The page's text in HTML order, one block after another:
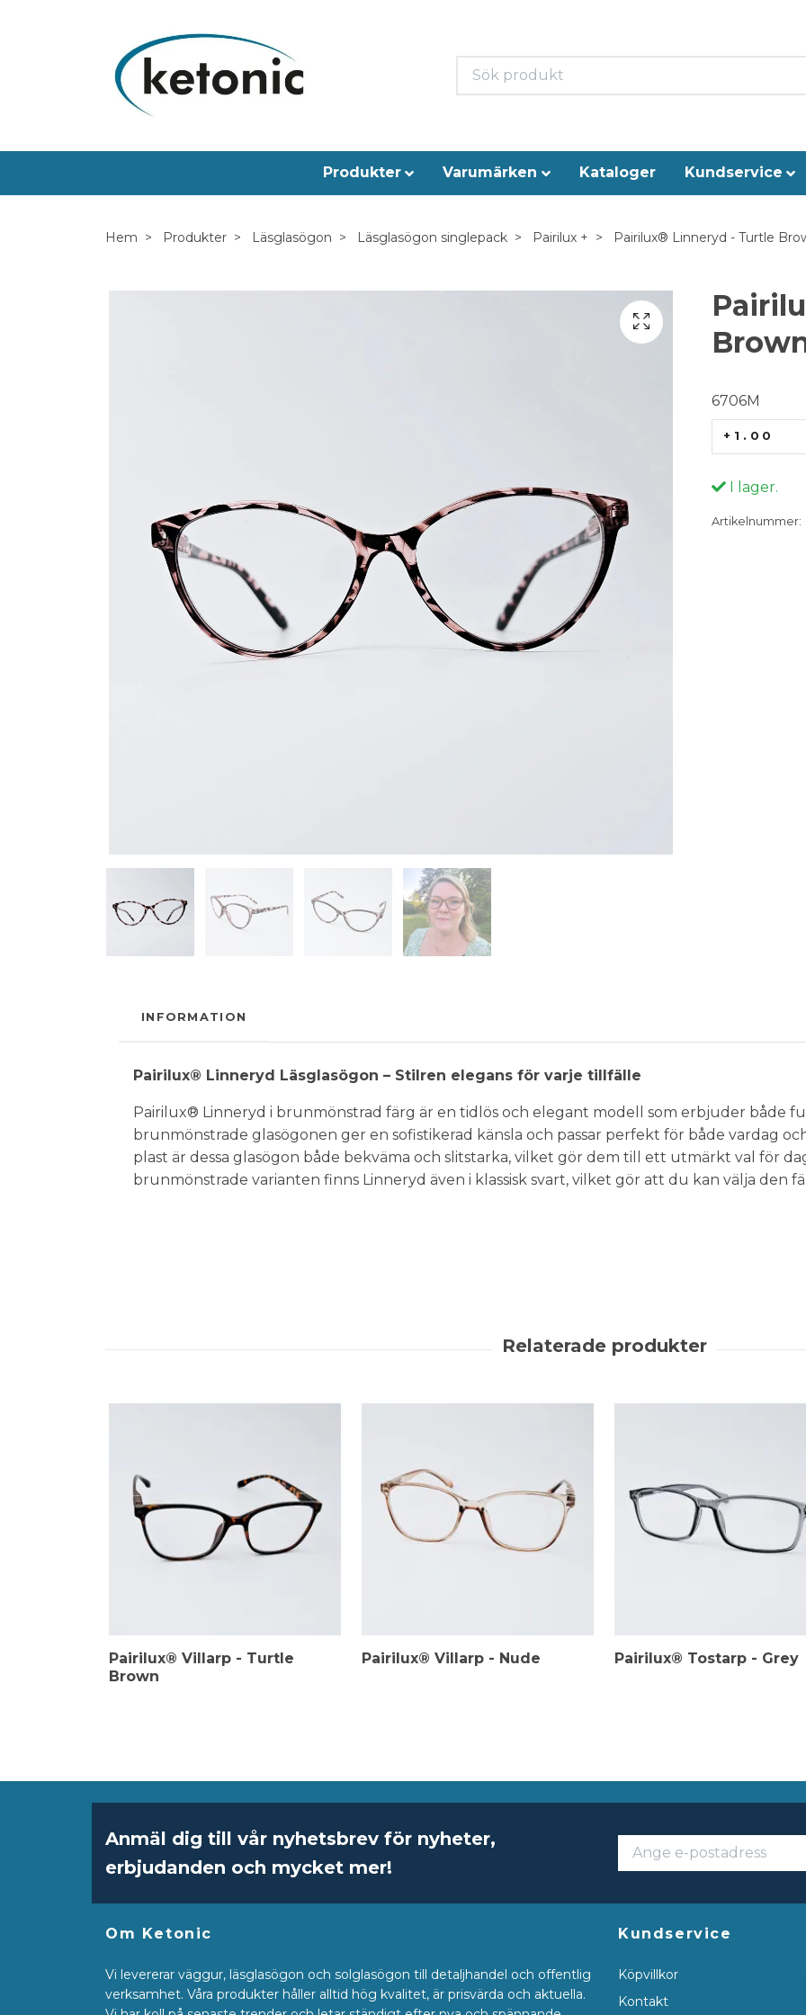
Produkter Varumärken Kataloger Kundservice
Hem Produkter Läsglasögon Läsglasögon singlepack Pairilux + Pairilux® Linneryd - Turtle
6706M
+1.00
I lager.
Artikelnummer:
INFORMATION
Pairilux® Linneryd Läsglasögon – Stilren elegans för varje tillfälle
Pairilux® Linneryd i brunmönstrad färg är en tidlös och elegant modell som erbjuder både
brunmönstrade glasögonen ger en sofistikerad känsla och passar perfekt för både vardag
plast är dessa glasögon både bekväma och slitstarka, vilket gör dem till ett utmärkt val för
brunmönstrade varianten finns Linneryd även i klassisk svart, vilket gör att du kan välja den
Pairilux® Villarp - Turtle
Brown
Pairilux® Villarp - Nude Pairilux® Tostarp - Grey
Anmäl dig till vår nyhetsbrev för nyheter,
erbjudanden och mycket mer!
Om Ketonic
Vi levererar väggur, läsglasögon och solglasögon till detaljhandel och offentlig
verksamhet. Våra produkter håller alltid hög kvalitet, är prisvärda och aktuella.
Kundservice
Köpvillkor
Kontakt